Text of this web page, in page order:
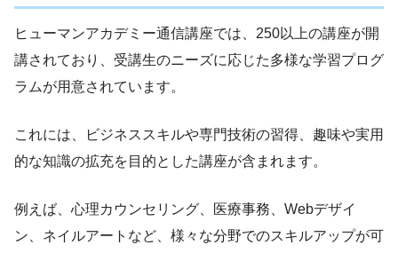
ヒューマンアカデミー通信講座では、250以上の講座が開
講されており、受講生のニーズに応じた多様な学習プログ
ラムが用意されています。
これには、ビジネススキルや専門技術の習得、趣味や実用
的な知識の拡充を目的とした講座が含まれます。
例えば、心理カウンセリング、医療事務、Webデザイ
ン、ネイルアートなど、様々な分野でのスキルアップが可